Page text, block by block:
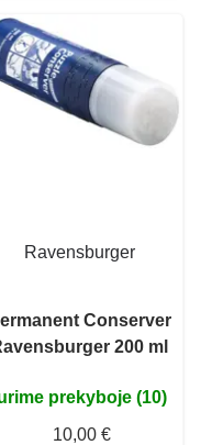
Ravensburger
Conserver
200 ml
prekyboje (10)
10,00 €